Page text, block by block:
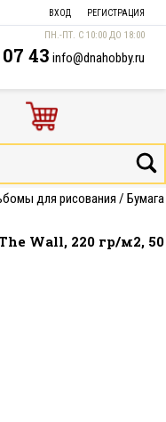
ВХОД РЕГИСТРАЦИЯ
ПН.-ПТ. С 10:00 ДО 18:00
43 info@dnahobby.ru
для рисования / Бумага
Wall, 220 гр/м2, 50